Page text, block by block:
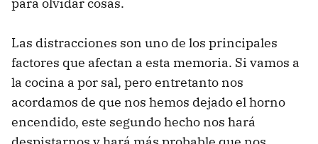
Las distracciones son uno de los principales
factores que afectan a esta memoria. Si vamos a
la cocina a por sal, pero entretanto nos
acordamos de que nos hemos dejado el horno
encendido, este segundo hecho nos hará